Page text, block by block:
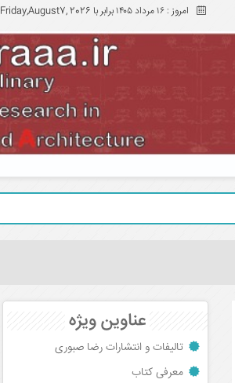
امروز :۱۶ مرداد ۱۴۰۵ برابر با Friday,August7, 2026
عناوین ویژه
تالیفات و انتشارات رضا صبوری
معرفی کتاب